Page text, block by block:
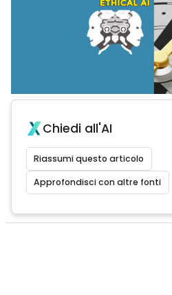
Chiedi all'AI
Riassumi questo articolo
Approfondisci con altre fonti